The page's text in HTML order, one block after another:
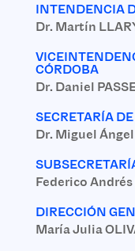
INTENDENCIA
Dr. Martín
CÓRDOBA
Dr. Daniel
SECRETARÍA
Dr. Miguel
Federico Andrés
DIRECCIÓN
María Julia